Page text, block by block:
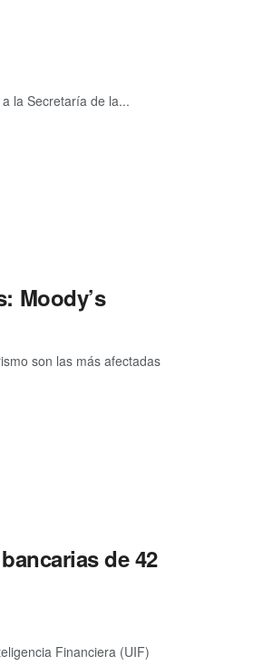
la Secretaría de la...
Moody’s
son las más afectadas
de 42
Financiera (UIF)